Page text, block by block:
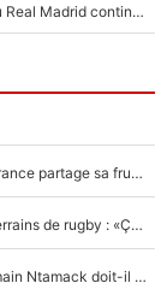
«C'est une fierté» : La signature de Kylian Mbappé au Real Madrid continue de régaler l'Espagne
Mis de côté par Fabien Galthié, un joueur du XV de France partage sa frustration : «ils ne me l’ont pas dit tout de suite»
La raison d'être de Matthieu Jalibert en dehors des terrains de rugby : «Ça m'atteint autant que si tu touches à un membre de ma famille»
XV de France - Matthieu Jalibert a tout changé : Romain Ntamack doit-il s’inquiéter pour sa place à un an de la Coupe du monde ?